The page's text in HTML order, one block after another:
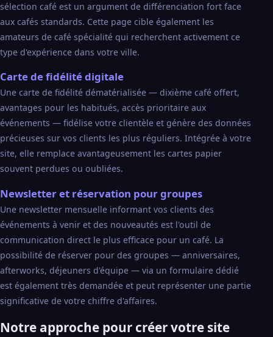
sélection café est un argument de différenciation fort face
aux cafés standards. Cette page cible également les
amateurs de café spécialité qui recherchent activement ce
type d'expérience dans votre ville.
Carte de fidélité digitale
Une carte de fidélité dématérialisée — dixième café offert,
avantages pour les habitués, accès prioritaire aux
événements — fidélise votre clientèle et génère des données
précieuses sur vos clients les plus réguliers. Intégrée à votre
site, elle remplace avantageusement les cartes papier
souvent perdues ou oubliées.
Newsletter et réservation pour groupes
Une newsletter mensuelle informant vos clients des
événements à venir et des nouveautés est l'outil de
communication direct le plus efficace pour un café. La
possibilité de réserver pour des groupes — anniversaires,
afterworks, déjeuners d'équipe — via un formulaire dédié
est également très demandée et peut représenter une partie
significative de votre chiffre d'affaires.
Notre approche pour créer votre site